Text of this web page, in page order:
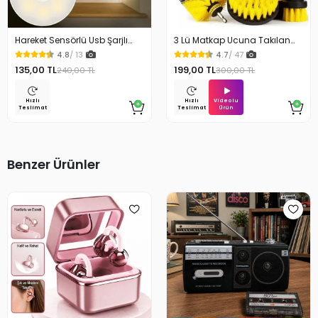
Hareket Sensörlü Usb Şarjlı
Beyaz Led Işık Lamba
4.8/ 13
135,00 TL240,00 TL
Hızlı
Teslimat
3 Lü Matkap Ucuna Takılan
Temizlik Fırça Seti
4.7/ 47
199,00 TL300,00 TL
Hızlı
Teslimat
Videolu
Ürün
Benzer Ürünler